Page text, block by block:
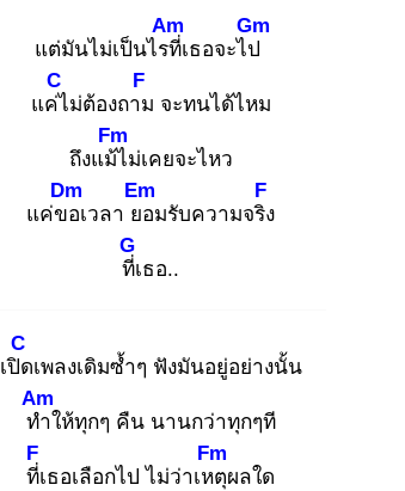
แต่มันไม่เป็นไรที่
Am
เธอจะไป
Gm
แค่ไ
C
ม่ต้องถาม
F
จะทนได้ไหม
ถึงแม้ไ
Fm
ม่เคยจะไหว
แค่ขอ
Dm
เวลา ยอ
Em
มรับความจริง
F
ที่เ
G
ธอ..
เปิด
C
เพลงเดิมซ้ำๆ ฟังมันอยู่อย่างนั้น
ทำ
Am
ให้ทุกๆ คืน นานกว่าทุกๆที
ที่เ
F
ธอเลือกไป ไม่ว่าเหตุ
Fm
ผลใด